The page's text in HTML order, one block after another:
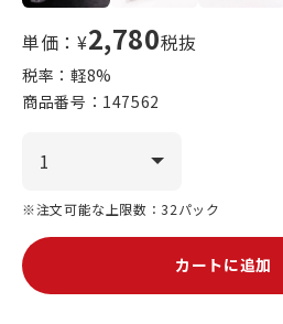
単価：¥2,780税抜
税率：軽8%
商品番号： 147562
※注文可能な上限数：32パック
カートに追加